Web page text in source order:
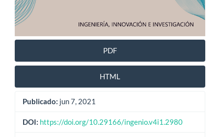
PDF
HTML
Publicado: jun 7, 2021
DOI: https://doi.org/10.29166/ingenio.v4i1.2980